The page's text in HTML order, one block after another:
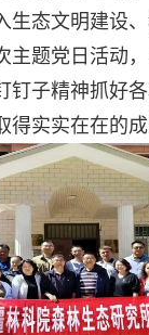
生态文明建设
主题党日活动
钉子精神抓好各
实实在在的成